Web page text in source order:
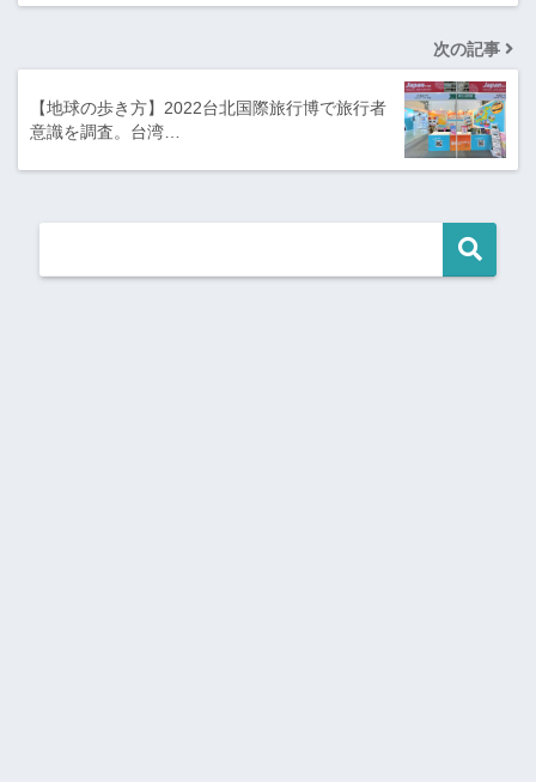
次の記事
【地球の歩き方】2022台北国際旅行博で旅行者
意識を調査。台湾…